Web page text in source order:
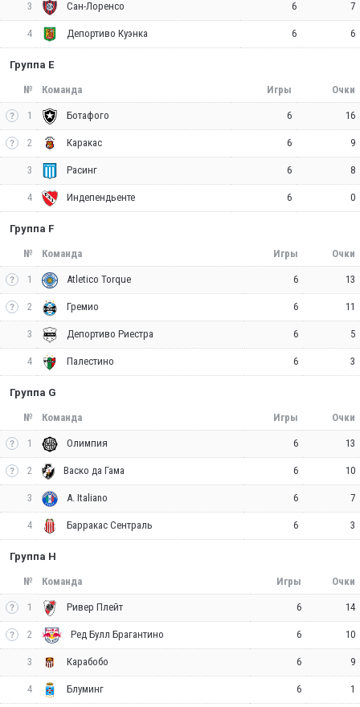
3 Сан-Лоренсо 6 7
4 Депортиво Куэнка 6 6
Группа E
№ Команда Игры Очки
1 Ботафого 6 16
2 Каракас 6 9
3 Расинг 6 8
4 Индепендьенте 6 0
Группа F
№ Команда Игры Очки
1 Atletico Torque 6 13
2 Гремио 6 11
3 Депортиво Риестра 6 5
4 Палестино 6 3
Группа G
№ Команда Игры Очки
1 Олимпия 6 13
2 Васко да Гама 6 10
3 A. Italiano 6 7
4 Барракас Сентраль 6 3
Группа H
№ Команда Игры Очки
1 Ривер Плейт 6 14
2 Ред Булл Брагантино 6 10
3 Карабобо 6 9
4 Блуминг 6 1